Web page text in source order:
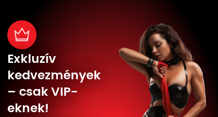
Exkluzív
kedvezmények
– csak VIP-
eknek!